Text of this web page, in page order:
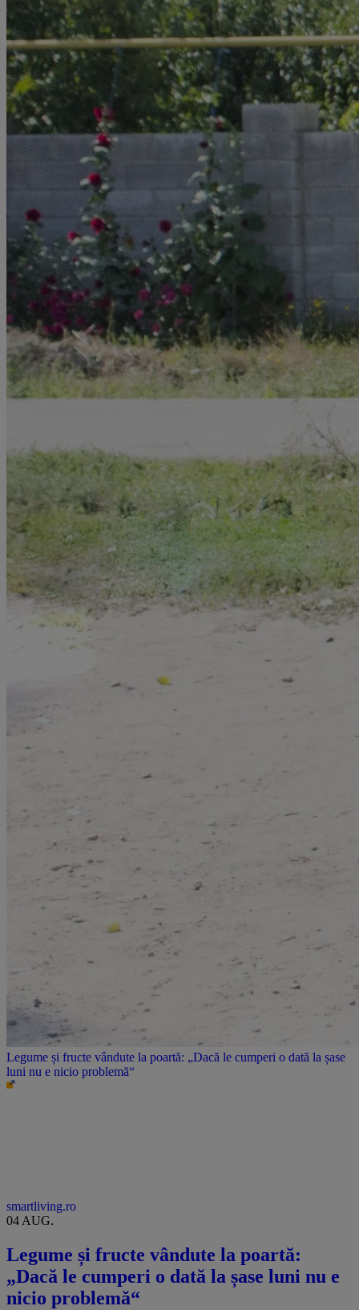
Legume și fructe vândute la poartă: „Dacă le cumperi o dată la șase
luni nu e nicio problemă“
smartliving.ro
04 AUG.
Legume și fructe vândute la poartă:
„Dacă le cumperi o dată la șase luni nu e
nicio problemă“